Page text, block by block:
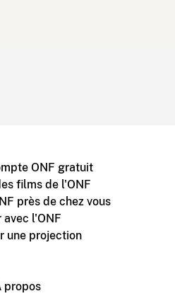
ONF gratuit
films de l'ONF
près de chez vous
avec l'ONF
une projection
propos